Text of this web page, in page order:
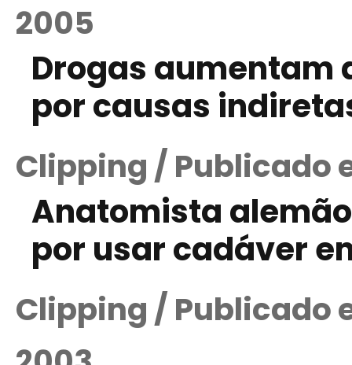
2005
Drogas aumentam
por causas
Clipping / Publicado
Anatomista
por usar cadáver
Clipping / Publicado